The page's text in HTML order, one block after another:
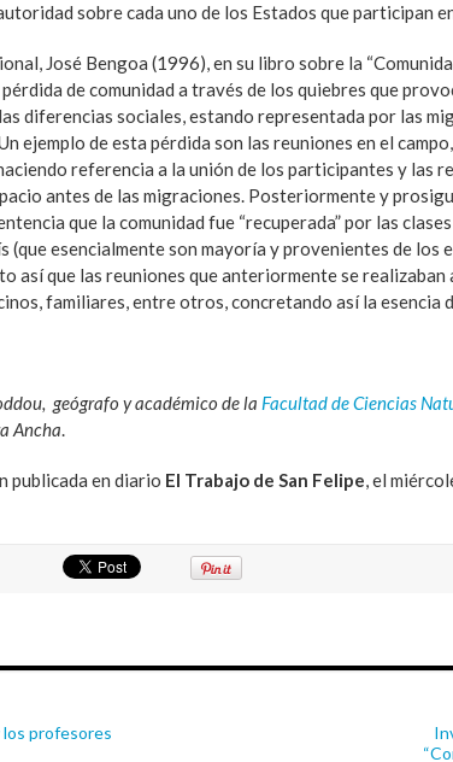
sobre cada uno de los Estados que participan
José Bengoa (1996), en su libro sobre la
de comunidad a través de los quiebres que
diferencias sociales, estando representada por las
ejemplo de esta pérdida son las reuniones en el
referencia a la unión de los participantes y las
antes de las migraciones. Posteriormente y
que la comunidad fue “recuperada” por las
(que esencialmente son mayoría y provenientes de los
así que las reuniones que anteriormente se realizaban
familiares, entre otros, concretando así la esencia
geógrafo y académico de la Facultad de Ciencias
Ancha.
publicada en diario El Trabajo de San Felipe, el
los profesores